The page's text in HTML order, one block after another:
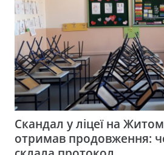
Скандал у ліцеї на
отримав продовження: